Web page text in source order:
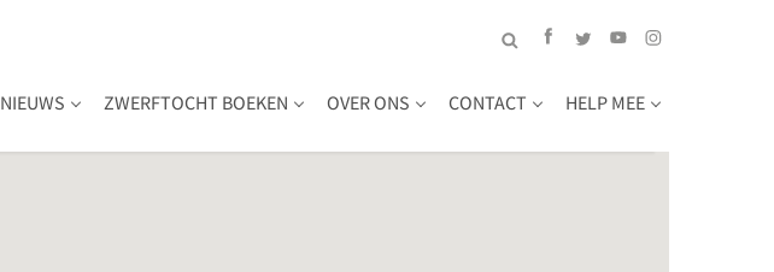
NIEUWS ZWERFTOCHT BOEKEN OVER ONS CONTACT HELP MEE